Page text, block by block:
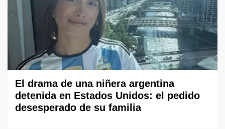
El drama de una niñera argentina
detenida en Estados Unidos: el pedido
desesperado de su familia